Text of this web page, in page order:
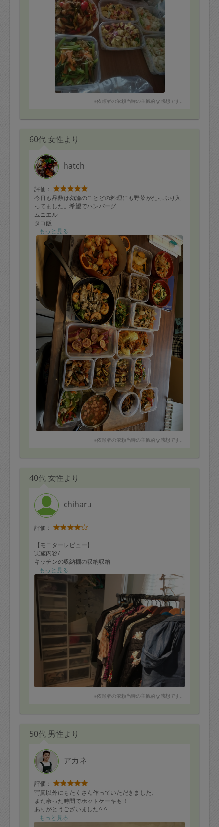
※依頼者の依頼当時の主観的な感想です。
60代 女性より
hatch
評価：
今日も品数は勿論のことどの料理にも野菜がたっぷり入
ってました。希望でハンバーグ
ムニエル
タコ飯
根菜の煮物
それ以外は、お任せしました。同じ食材でも前回とは違
うメニューになる事には感心しています。お肉料理には
野菜が入ってるので野菜不足も解消され体にも良いと思
っています。いつもの癒される笑顔や食に対する知恵も
教えてくださいますので学びにもなってます。限られた
時間での作業も、全てにおいて申し分のない人柄と料理
です。
２０品を作って頂きましたが、
家族で美味しさに浸り幸せな
時間となっています。ほんとうにありがとうこざいまし
ご馳走さまでした。
もっと見る
※依頼者の依頼当時の主観的な感想です。
40代 女性より
chiharu
評価：
【モニターレビュー】
実施内容/
キッチンの収納棚の収納収納
キッチンのシンクと周りの掃除
依頼者本人の部屋の整理収納
トイレ掃除
■依頼者の方へ:
●わかりにくい住所にもかかわらず
いらしてくださいました。
●笑顔がとても可愛らしく
彼女なりの哲学があり とても話していて気持ちが良かっ
たです。
●キッチンを丁寧に水拭きしていただき
気持ちよくなりました。ありがとうございます。
●依頼者本人の部屋のクローゼットの中身を一緒に
床に溜まっていた洋服を断捨離が出来ました。
●おトイレを掃除してくださり
大変スッキリして助かりました。
●丁寧なお掃除に感謝いたします。
■タスカジさんへ:
もっと見る
※依頼者の依頼当時の主観的な感想です。
50代 男性より
アカネ
評価：
写真以外にもたくさん作っていただきました。
また余った時間でホットケーキも！
ありがとうございました^ ^
もっと見る